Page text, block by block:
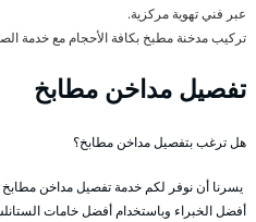
عبر فني تهوية مركزية.
تركيب مدخنة مطبخ بكافة الأحجام مع خدمة
تفصيل مداخن مطابخ
هل ترغب بتفصيل مداخن مطابخ؟
يسرنا أن نوفر لكم خدمة تفصيل مداخن مطابخ
أفضل الخبراء وباستخدام أفضل خامات